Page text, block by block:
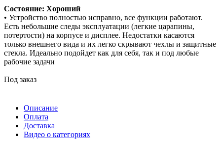
Состояние: Хороший
• Устройство полностью исправно, все функции работают.
Есть небольшие следы эксплуатации (легкие царапины,
потертости) на корпусе и дисплее. Недостатки касаются
только внешнего вида и их легко скрывают чехлы и защитные
стекла. Идеально подойдет как для себя, так и под любые
рабочие задачи
Под заказ
Описание
Оплата
Доставка
Видео о категориях